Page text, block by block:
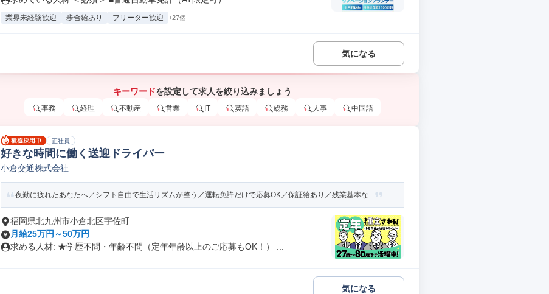
業界未経験歓迎 歩合給あり フリーター歓迎 +27個
気になる
キーワードを設定して求人を絞り込みましょう
事務 経理 不動産 営業 IT 英語 総務 人事 中国語
正社員
好きな時間に働く送迎ドライバー
小倉交通株式会社
夜勤に疲れたあなたへ／シフト自由で生活リズムが整う／運転免許だけで応募OK／保証給あり／残業基本な...
福岡県北九州市小倉北区宇佐町
月給25万円～50万円
求める人材: ★学歴不問・年齢不問（定年年齢以上のご応募もOK！） ...
気になる